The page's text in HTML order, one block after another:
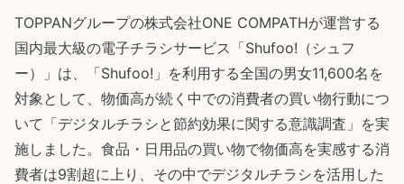
TOPPANグループの株式会社ONE COMPATHが運営する
国内最大級の電子チラシサービス「Shufoo!（シュフ
ー）」は、「Shufoo!」を利用する全国の男女11,600名を
対象として、物価高が続く中での消費者の買い物行動につ
いて「デジタルチラシと節約効果に関する意識調査」を実
施しました。食品・日用品の買い物で物価高を実感する消
費者は9割超に上り、その中でデジタルチラシを活用した